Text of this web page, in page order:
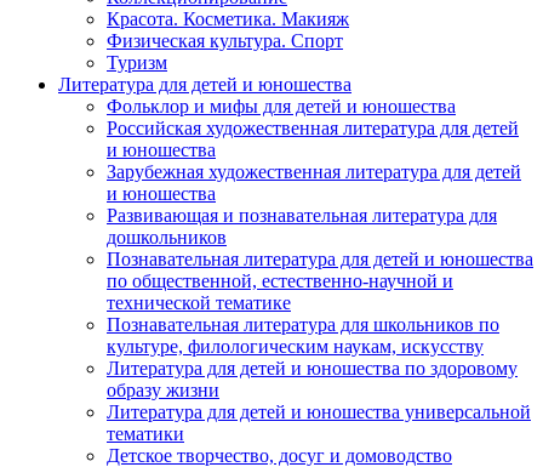
Красота. Косметика. Макияж
Физическая культура. Спорт
Туризм
Литература для детей и юношества
Фольклор и мифы для детей и юношества
Российская художественная литература для детей
и юношества
Зарубежная художественная литература для детей
и юношества
Развивающая и познавательная литература для
дошкольников
Познавательная литература для детей и юношества
по общественной, естественно-научной и
технической тематике
Познавательная литература для школьников по
культуре, филологическим наукам, искусству
Литература для детей и юношества по здоровому
образу жизни
Литература для детей и юношества универсальной
тематики
Детское творчество, досуг и домоводство